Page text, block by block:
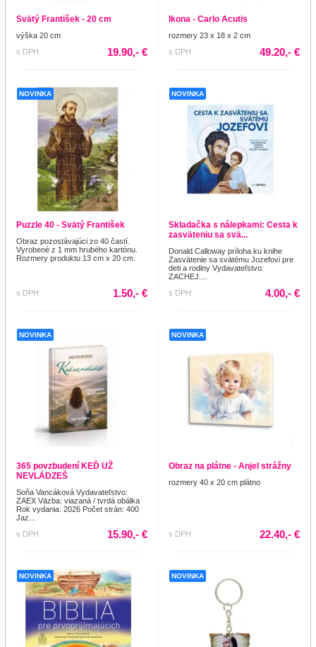
Svätý František - 20 cm
výška 20 cm
s DPH
19.90,- €
Ikona - Carlo Acutis
rozmery 23 x 18 x 2 cm
s DPH
49.20,- €
NOVINKA
Puzzle 40 - Svätý František
Obraz pozostávajúci zo 40 častí.
Vyrobené z 1 mm hrubého kartónu.
Rozmery produktu 13 cm x 20 cm.
s DPH 1.50,- €
NOVINKA
Skladačka s nálepkami: Cesta k
zasväteniu sa svä...
Donald Calloway príloha ku knihe
Zasvätenie sa svätému Jozefovi pre
deti a rodiny Vydavateľstvo:
ZACHEJ....
s DPH
4.00,- €
NOVINKA
365 povzbudení KEĎ UŽ
NEVLÁDZEŠ
Soňa Vancáková Vydavateľstvo:
ZAEX Väzba: viazaná / tvrdá obálka
Rok vydania: 2026 Počet strán: 400
Jaz...
s DPH
15.90,- €
NOVINKA
Obraz na plátne - Anjel strážny
rozmery 40 x 20 cm plátno
s DPH 22.40,- €
NOVINKA NOVINKA